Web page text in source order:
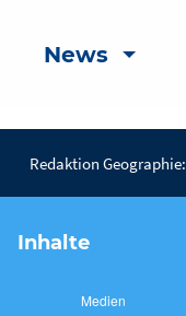
News
Redaktion Geographie:
Inhalte